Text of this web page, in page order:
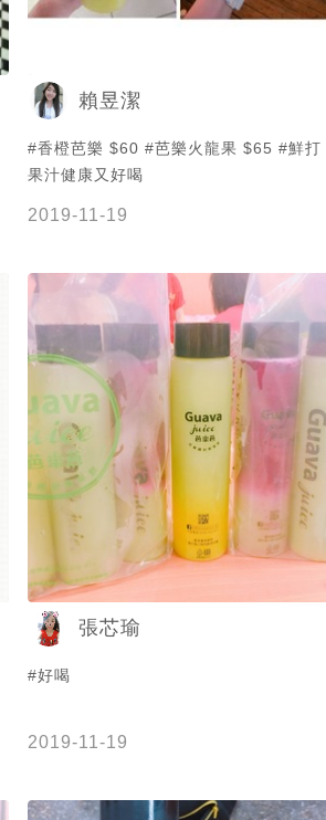
賴昱潔
#香橙芭樂 $60 #芭樂火龍果 $65 #鮮打
果汁健康又好喝
2019-11-19
張芯瑜
#好喝
2019-11-19